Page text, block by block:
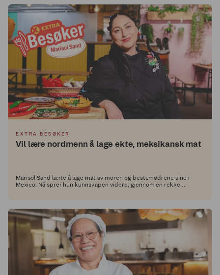
EXTRA BESØKER
Vil lære nordmenn å lage ekte, meksikansk mat
Marisol Sand lærte å lage mat av moren og bestemødrene sine i
Mexico. Nå sprer hun kunnskapen videre, gjennom en rekke